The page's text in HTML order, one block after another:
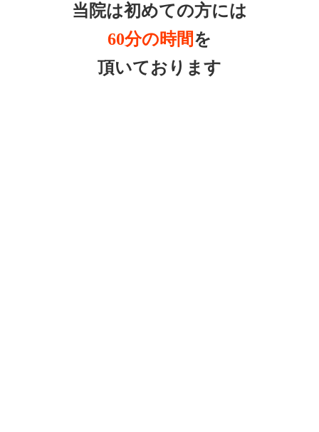
当院は初めての方には
60分の時間を
頂いております